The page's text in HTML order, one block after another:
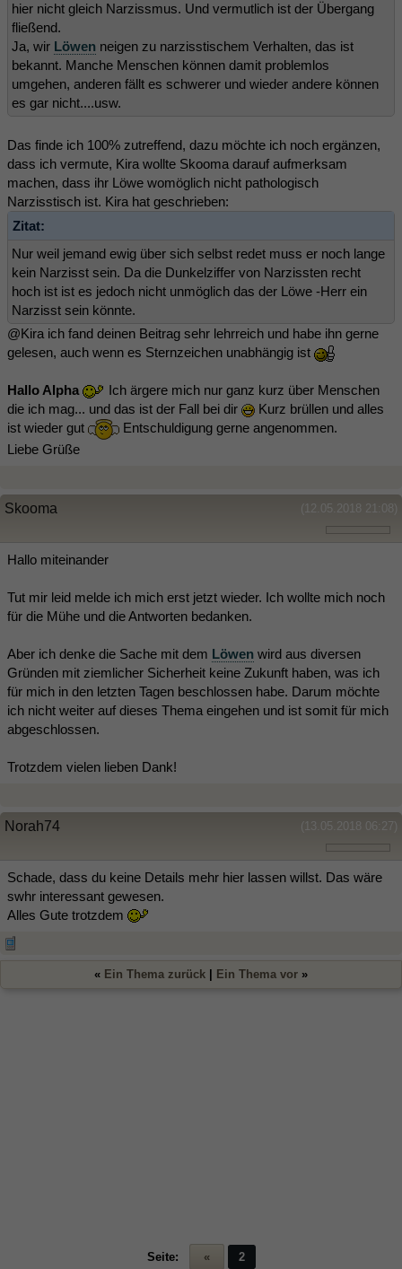
hier nicht gleich Narzissmus. Und vermutlich ist der Übergang
fließend.
Ja, wir Löwen neigen zu narzisstischem Verhalten, das ist
bekannt. Manche Menschen können damit problemlos
umgehen, anderen fällt es schwerer und wieder andere können
es gar nicht....usw.
Das finde ich 100% zutreffend, dazu möchte ich noch ergänzen,
dass ich vermute, Kira wollte Skooma darauf aufmerksam
machen, dass ihr Löwe womöglich nicht pathologisch
Narzisstisch ist. Kira hat geschrieben:
Zitat:
Nur weil jemand ewig über sich selbst redet muss er noch lange
kein Narzisst sein. Da die Dunkelziffer von Narzissten recht
hoch ist ist es jedoch nicht unmöglich das der Löwe -Herr ein
Narzisst sein könnte.
@Kira ich fand deinen Beitrag sehr lehrreich und habe ihn gerne
gelesen, auch wenn es Sternzeichen unabhängig ist
Hallo Alpha
Ich ärgere mich nur ganz kurz über Menschen
die ich mag... und das ist der Fall bei dir
Kurz brüllen und alles
ist wieder gut
Entschuldigung gerne angenommen.
Liebe Grüße
(12.05.2018 21:08)
Skooma
Hallo miteinander
Tut mir leid melde ich mich erst jetzt wieder. Ich wollte mich noch
für die Mühe und die Antworten bedanken.
Aber ich denke die Sache mit dem Löwen wird aus diversen
Gründen mit ziemlicher Sicherheit keine Zukunft haben, was ich
für mich in den letzten Tagen beschlossen habe. Darum möchte
ich nicht weiter auf dieses Thema eingehen und ist somit für mich
abgeschlossen.
Trotzdem vielen lieben Dank!
(13.05.2018 06:27)
Norah74
Schade, dass du keine Details mehr hier lassen willst. Das wäre
swhr interessant gewesen.
Alles Gute trotzdem
« Ein Thema zurück Ein Thema vor »
Seite: « 2